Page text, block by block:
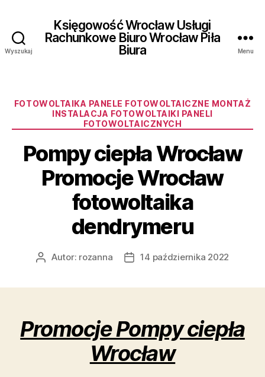
Wyszukaj
Księgowość Wrocław Usługi
Rachunkowe Biuro Wrocław Piła
Biura
Menu
Kategorie
FOTOWOLTAIKA PANELE FOTOWOLTAICZNE MONTAŻ
INSTALACJA FOTOWOLTAIKI PANELI
FOTOWOLTAICZNYCH
Pompy ciepła Wrocław
Promocje Wrocław
fotowoltaika
dendrymeru
AutorAutor: rozanna
Data14 października 2022
Promocje Pompy ciepła
Wrocław